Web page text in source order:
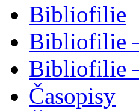
Bibliofilie
Bibliofilie
Bibliofilie
Časopisy